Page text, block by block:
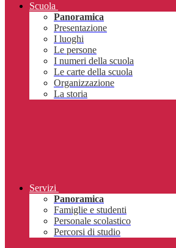
Scuola
Panoramica
Presentazione
I luoghi
Le persone
I numeri della scuola
Le carte della scuola
Organizzazione
La storia
Servizi
Panoramica
Famiglie e studenti
Personale scolastico
Percorsi di studio